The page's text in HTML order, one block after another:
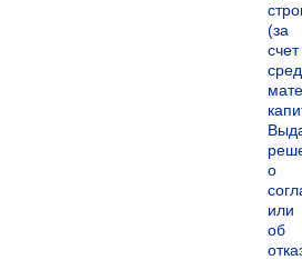
(за
счет
о
или
об